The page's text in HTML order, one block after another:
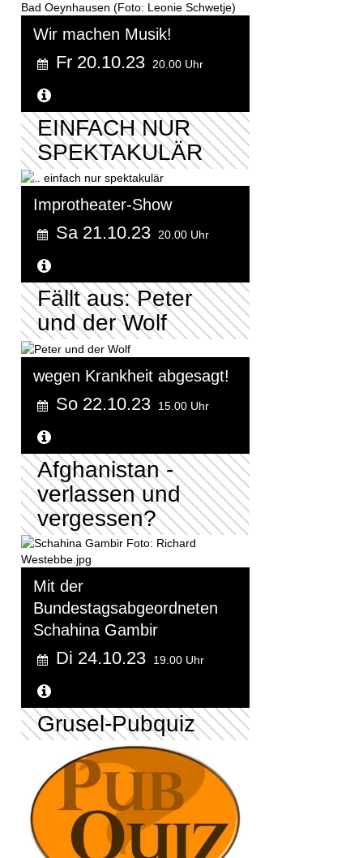
Wir machen Musik!
Fr 20.10.23 20.00 Uhr
EINFACH NUR
SPEKTAKULÄR
Improtheater-Show
Sa 21.10.23 20.00 Uhr
Fällt aus: Peter
und der Wolf
wegen Krankheit abgesagt!
So 22.10.23 15.00 Uhr
Afghanistan -
verlassen und
vergessen?
Mit der
Bundestagsabgeordneten
Schahina Gambir
Di 24.10.23 19.00 Uhr
Grusel-Pubquiz